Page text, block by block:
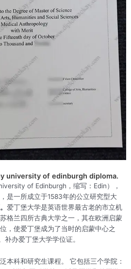
university of edinburgh diploma.
of Edinburgh，缩写：Edin），
是一所成立于1583年的公立研究型大
爱丁堡大学是英语世界最古老的市立机
格兰四所古典大学之一，其在欧洲启蒙
，使爱丁堡成为了当时的启蒙中心之
补办爱丁堡大学学位证。
本科和研究生课程。 它包括三个学院：